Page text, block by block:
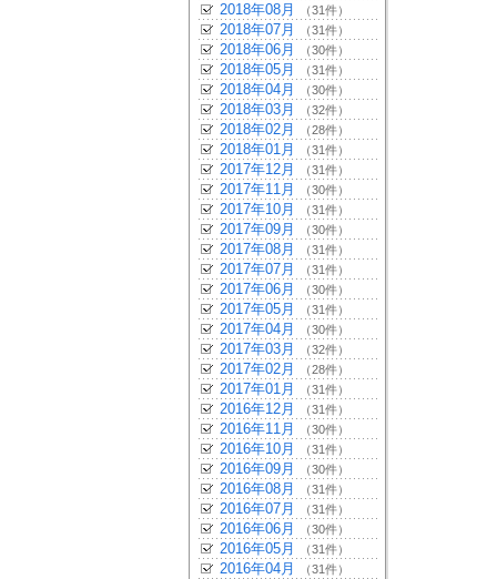
2018年08月 （31件）
2018年07月 （31件）
2018年06月 （30件）
2018年05月 （31件）
2018年04月 （30件）
2018年03月 （32件）
2018年02月 （28件）
2018年01月 （31件）
2017年12月 （31件）
2017年11月 （30件）
2017年10月 （31件）
2017年09月 （30件）
2017年08月 （31件）
2017年07月 （31件）
2017年06月 （30件）
2017年05月 （31件）
2017年04月 （30件）
2017年03月 （32件）
2017年02月 （28件）
2017年01月 （31件）
2016年12月 （31件）
2016年11月 （30件）
2016年10月 （31件）
2016年09月 （30件）
2016年08月 （31件）
2016年07月 （31件）
2016年06月 （30件）
2016年05月 （31件）
2016年04月 （31件）